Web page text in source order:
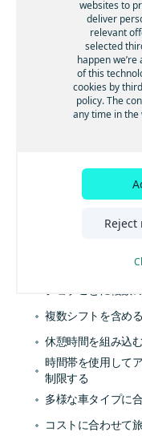
HERE Server
主な概念を学習する
問題作成のベスト
容量制約付き配送
オープンな車両ル
運用上の制約がある
休憩を考慮する
顧客ベースのサー
グループにジョブ
スキルに基づいて
ツアーごとの超過
集荷と配達を旅程
複数の再積載地点
複数シフトを含める
休憩時間を組み込
時間帯を使用して
制限する
多様な車タイプに
コストに合わせて
websites to
deliver
relevant
selected
happen
of this
cookies by
policy. The
any time in the
Reject